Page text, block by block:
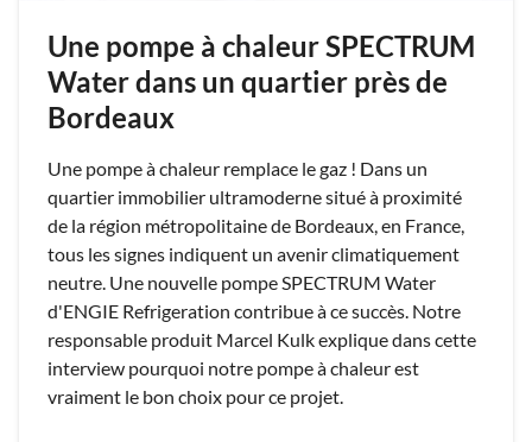
Une pompe à chaleur SPECTRUM
Water dans un quartier près de
Bordeaux
Une pompe à chaleur remplace le gaz ! Dans un
quartier immobilier ultramoderne situé à proximité
de la région métropolitaine de Bordeaux, en France,
tous les signes indiquent un avenir climatiquement
neutre. Une nouvelle pompe SPECTRUM Water
d'ENGIE Refrigeration contribue à ce succès. Notre
responsable produit Marcel Kulk explique dans cette
interview pourquoi notre pompe à chaleur est
vraiment le bon choix pour ce projet.